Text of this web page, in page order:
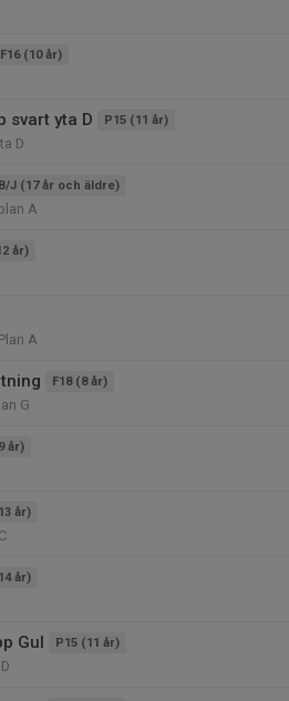
F16 (10 år)
svart yta D P15 (11 år)
D
J (17 år och äldre)
A
år)
A
F18 (8 år)
G
år)
år)
år)
Gul P15 (11 år)